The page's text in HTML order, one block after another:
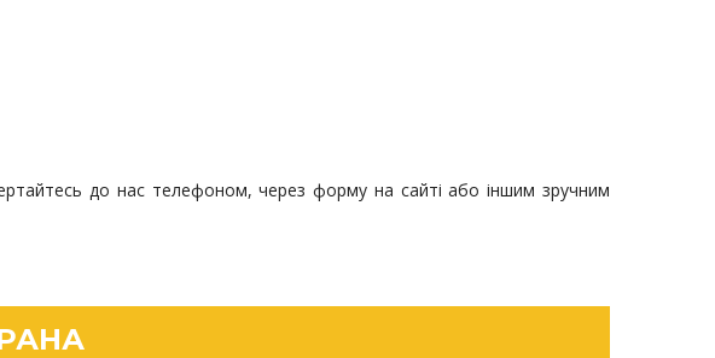
до нас телефоном, через форму на сайті або іншим зручним